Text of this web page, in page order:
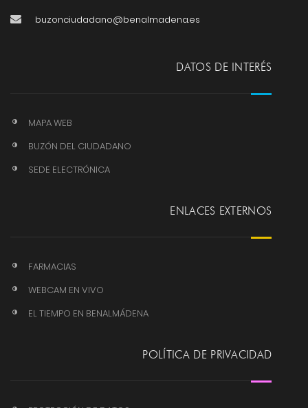
buzonciudadano@benalmadena.es
DATOS DE INTERÉS
MAPA WEB
BUZÓN DEL CIUDADANO
SEDE ELECTRÓNICA
ENLACES EXTERNOS
FARMACIAS
WEBCAM EN VIVO
EL TIEMPO EN BENALMÁDENA
POLÍTICA DE PRIVACIDAD